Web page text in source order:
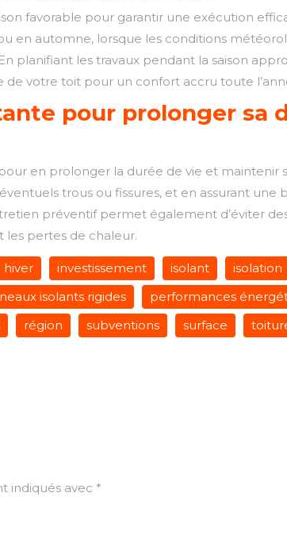
favorable pour garantir une exécution
en automne, lorsque les conditions
planifiant les travaux pendant la saison
votre toit pour un confort accru toute
pour prolonger sa
en prolonger la durée de vie et maintenir
trous ou fissures, et en assurant une
préventif permet également d’éviter
les pertes de chaleur.
hiver investissement isolant
isolation
isolants rigides
performances
région subventions surface
indiqués avec *